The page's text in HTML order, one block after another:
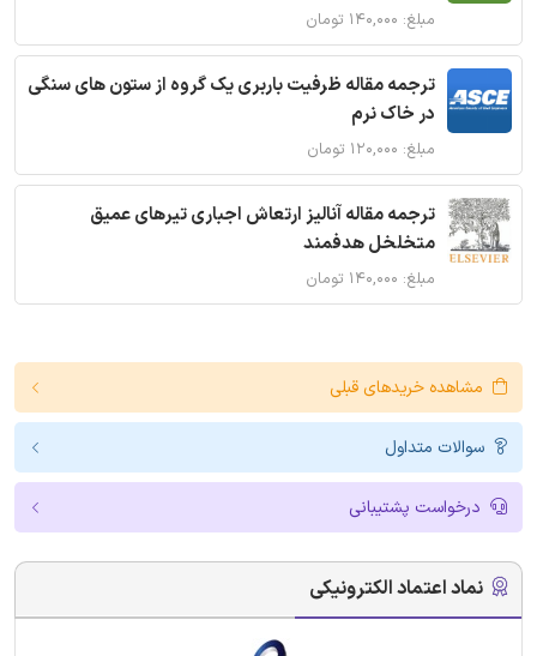
مبلغ: ۱۴۰,۰۰۰ تومان
ترجمه مقاله ظرفیت باربری یک گروه از ستون های سنگی
در خاک نرم
مبلغ: ۱۲۰,۰۰۰ تومان
ترجمه مقاله آنالیز ارتعاش اجباری تیرهای عمیق
متخلخل هدفمند
مبلغ: ۱۴۰,۰۰۰ تومان
مشاهده خریدهای قبلی
سوالات متداول
درخواست پشتیبانی
نماد اعتماد الکترونیکی